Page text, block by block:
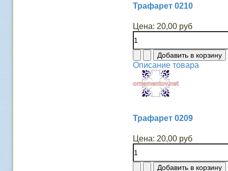
Трафарет 0210
Цена: 20,00 руб
Описание товара
Трафарет 0209
Цена: 20,00 руб